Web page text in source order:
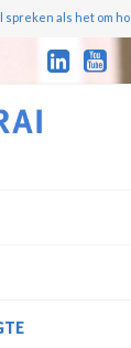
spreken als het om